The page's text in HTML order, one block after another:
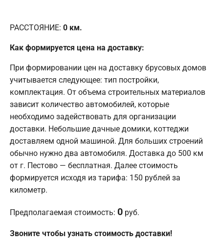
РАССТОЯНИЕ: 0 км.
Как формируется цена на доставку:
При формировании цен на доставку брусовых домов
учитывается следующее: тип постройки,
комплектация. От объема строительных материалов
зависит количество автомобилей, которые
необходимо задействовать для организации
доставки. Небольшие дачные домики, коттеджи
доставляем одной машиной. Для больших строений
обычно нужно два автомобиля. Доставка до 500 км
от г. Пестово — бесплатная. Далее стоимость
формируется исходя из тарифа: 150 рублей за
километр.
Предполагаемая стоимость: 0 руб.
Звоните чтобы узнать стоимость доставки!